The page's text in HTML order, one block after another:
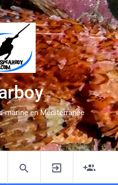
marine en Méditerranée